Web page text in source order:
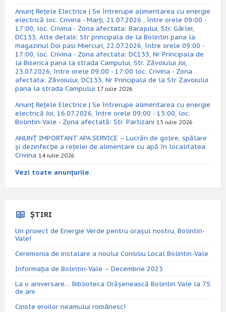
Anunț Rețele Electrice | Se întrerupe alimentarea cu energie
electrică loc. Crivina - Marți, 21.07.2026 , între orele 09:00 -
17:00, loc. Crivina - Zona afectata: Barajului, Str. Gârlei,
DC133, Alte detalii: Str principala de la Bolintin pana la
magazinul Doi pasi Miercuri, 22.07.2026, între orele 09:00 -
17:00, loc. Crivina - Zona afectata: DC133, Nr Principala de
la Biserica pana la strada Campului, Str. Zăvoiului Joi,
23.07.2026, între orele 09:00 - 17:00 loc. Crivina - Zona
afectata: Zăvoiului, DC133, Nr Principala de la Str Zavoiului
pana la strada Campului 17 iulie 2026
Anunț Rețele Electrice | Se întrerupe alimentarea cu energie
electrică Joi, 16.07.2026, între orele 09:00 - 13:00, loc.
Bolintin-Vale - Zona afectată: Str. Partizani 15 iulie 2026
ANUNȚ IMPORTANT APA SERVICE – Lucrări de golire, spălare
și dezinfecție a rețelei de alimentare cu apă în localitatea
Crivina 14 iulie 2026
Vezi toate anunțurile.
ȘTIRI
Un proiect de Energie Verde pentru orașul nostru, Bolintin-
Vale!
Ceremonia de instalare a noului Consiliu Local Bolintin-Vale
Informația de Bolintin-Vale – Decembrie 2023
La o aniversare… Biblioteca Orăşenească Bolintin Vale la 75
de ani
Cinste eroilor neamului românesc!